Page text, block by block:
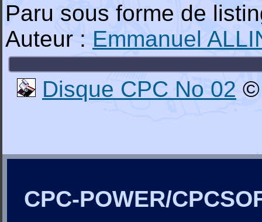
Paru sous forme de
Auteur : Emmanuel
Disque CPC No 02 ©
CPC-POWER/